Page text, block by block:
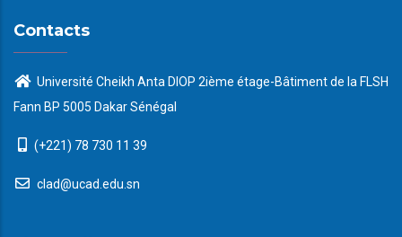
Contacts
Université Cheikh Anta DIOP 2ième étage-Bâtiment de la FLSH
Fann BP 5005 Dakar Sénégal
(+221) 78 730 11 39
clad@ucad.edu.sn